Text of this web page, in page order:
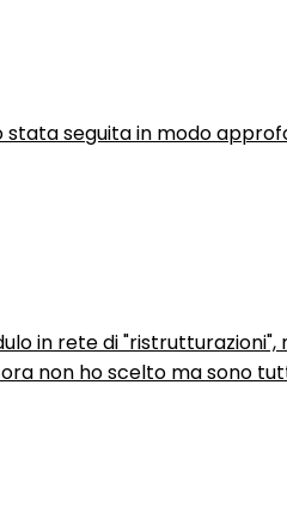
stata seguita in modo
in rete di
non ho scelto ma sono